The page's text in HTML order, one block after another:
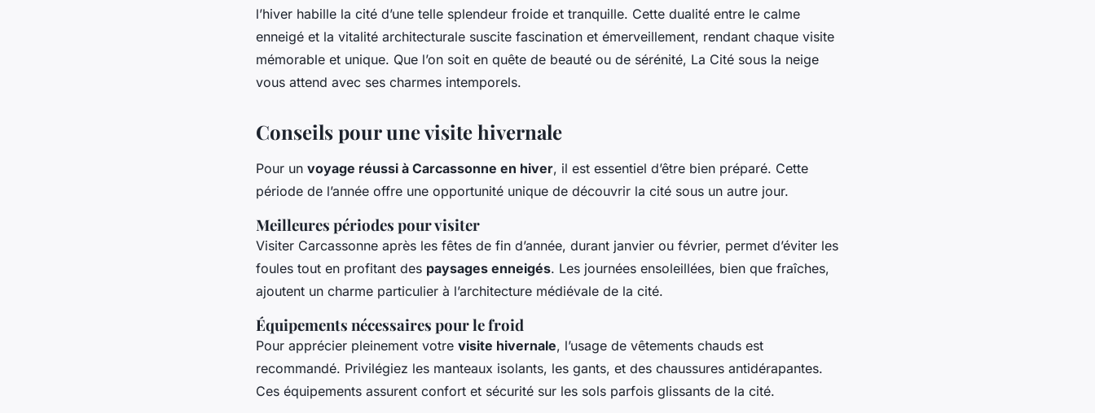
l’hiver habille la cité d’une telle splendeur froide et tranquille. Cette dualité entre le calme
enneigé et la vitalité architecturale suscite fascination et émerveillement, rendant chaque visite
mémorable et unique. Que l’on soit en quête de beauté ou de sérénité, La Cité sous la neige
vous attend avec ses charmes intemporels.
Conseils pour une visite hivernale
Pour un voyage réussi à Carcassonne en hiver, il est essentiel d’être bien préparé. Cette
période de l’année offre une opportunité unique de découvrir la cité sous un autre jour.
Meilleures périodes pour visiter
Visiter Carcassonne après les fêtes de fin d’année, durant janvier ou février, permet d’éviter les
foules tout en profitant des paysages enneigés. Les journées ensoleillées, bien que fraîches,
ajoutent un charme particulier à l’architecture médiévale de la cité.
Équipements nécessaires pour le froid
Pour apprécier pleinement votre visite hivernale, l’usage de vêtements chauds est
recommandé. Privilégiez les manteaux isolants, les gants, et des chaussures antidérapantes.
Ces équipements assurent confort et sécurité sur les sols parfois glissants de la cité.